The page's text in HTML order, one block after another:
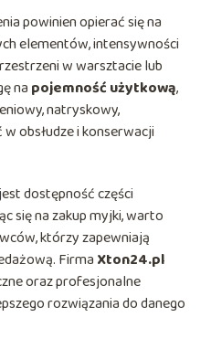
powinien opierać się na
elementów, intensywności
w warsztacie lub
na pojemność użytkową,
natryskowy,
obsłudze i konserwacji
dostępność części
się na zakup myjki, warto
którzy zapewniają
Firma Xton24.pl
oraz profesjonalne
rozwiązania do danego